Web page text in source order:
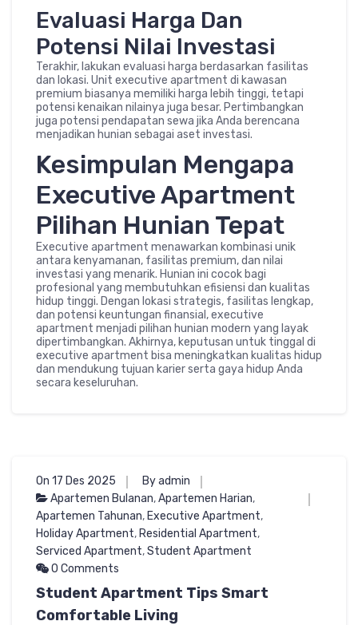
Evaluasi Harga Dan
Potensi Nilai Investasi
Terakhir, lakukan evaluasi harga berdasarkan fasilitas
dan lokasi. Unit executive apartment di kawasan
premium biasanya memiliki harga lebih tinggi, tetapi
potensi kenaikan nilainya juga besar. Pertimbangkan
juga potensi pendapatan sewa jika Anda berencana
menjadikan hunian sebagai aset investasi.
Kesimpulan Mengapa
Executive Apartment
Pilihan Hunian Tepat
Executive apartment menawarkan kombinasi unik
antara kenyamanan, fasilitas premium, dan nilai
investasi yang menarik. Hunian ini cocok bagi
profesional yang membutuhkan efisiensi dan kualitas
hidup tinggi. Dengan lokasi strategis, fasilitas lengkap,
dan potensi keuntungan finansial, executive
apartment menjadi pilihan hunian modern yang layak
dipertimbangkan. Akhirnya, keputusan untuk tinggal di
executive apartment bisa meningkatkan kualitas hidup
dan mendukung tujuan karier serta gaya hidup Anda
secara keseluruhan.
On 17 Des 2025
By admin
Apartemen Bulanan,Apartemen Harian,
Apartemen Tahunan, Executive Apartment,
Holiday Apartment, Residential Apartment,
Serviced Apartment,Student Apartment
0 Comments
Student Apartment Tips Smart
Comfortable Living